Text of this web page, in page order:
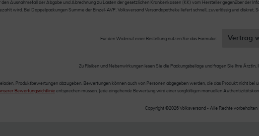
Ausnahmefall der Abgabe und Abrechnung zu Lasten der gesetzlichen Krankenkassen (KK) vom Hersteller gegenüber der
wird. Bei Doppelpackungen Summe der Einzel-AVP. Volksversand Versandapotheke liefert schnell, zuverlässig und diskret.
Für den Widerruf einer Bestellung nutzen Sie das Formular: Vertrag
Zu Risiken und Nebenwirkungen lesen Sie die Packungsbeilage und fragen Sie Ihre Ärztin,
Produktbewertungen abzugeben. Bewertungen können auch von Personen abgegeben werden, die das Produkt nicht
Bewertungsrichtlinieentsprechen müssen. Jede eingehende Bewertung wird einer sorgfältigen manuellen
Copyright ©2026 Volksversand - Alle Rechte vorbehalten